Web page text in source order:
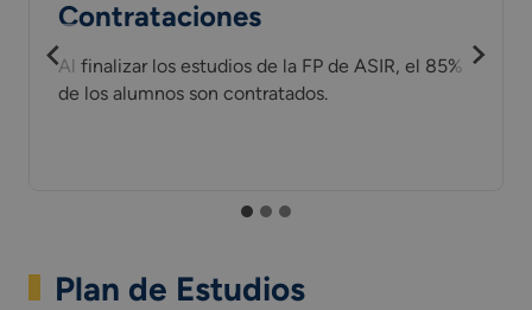
Contrataciones
Al finalizar los estudios de la FP de ASIR, el 85%
de los alumnos son contratados.
Plan de Estudios